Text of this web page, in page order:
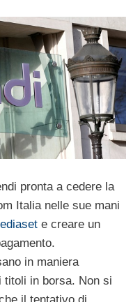
pronta a cedere la
Italia nelle sue mani
e creare un
in maniera
titoli in borsa. Non si